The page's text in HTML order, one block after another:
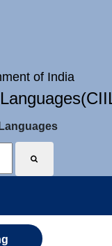
of India